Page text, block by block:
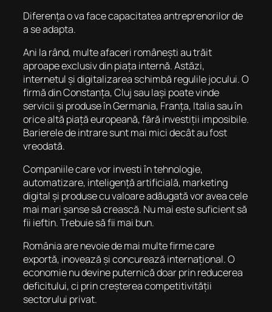
Diferența o va face capacitatea antreprenorilor de
a se adapta.
Ani la rând, multe afaceri românești au trăit
aproape exclusiv din piața internă. Astăzi,
internetul și digitalizarea schimbă regulile jocului. O
firmă din Constanța, Cluj sau Iași poate vinde
servicii și produse în Germania, Franța, Italia sau în
orice altă piață europeană, fără investiții imposibile.
Barierele de intrare sunt mai mici decât au fost
vreodată.
Companiile care vor investi în tehnologie,
automatizare, inteligență artificială, marketing
digital și produse cu valoare adăugată vor avea cele
mai mari șanse să crească. Nu mai este suficient să
fii ieftin. Trebuie să fii mai bun.
România are nevoie de mai multe firme care
exportă, inovează și concurează internațional. O
economie nu devine puternică doar prin reducerea
deficitului, ci prin creșterea competitivității
sectorului privat.